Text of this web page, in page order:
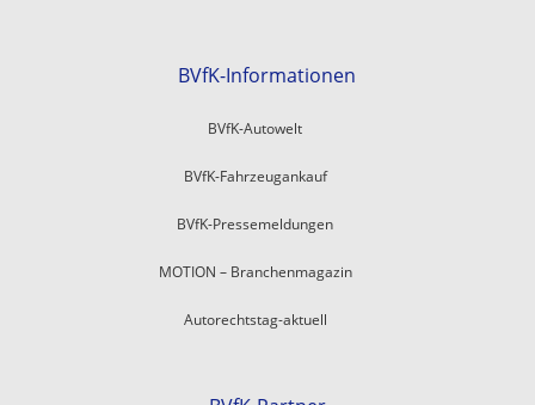
BVfK-Informationen
BVfK-Autowelt
BVfK-Fahrzeugankauf
BVfK-Pressemeldungen
MOTION – Branchenmagazin
Autorechtstag-aktuell